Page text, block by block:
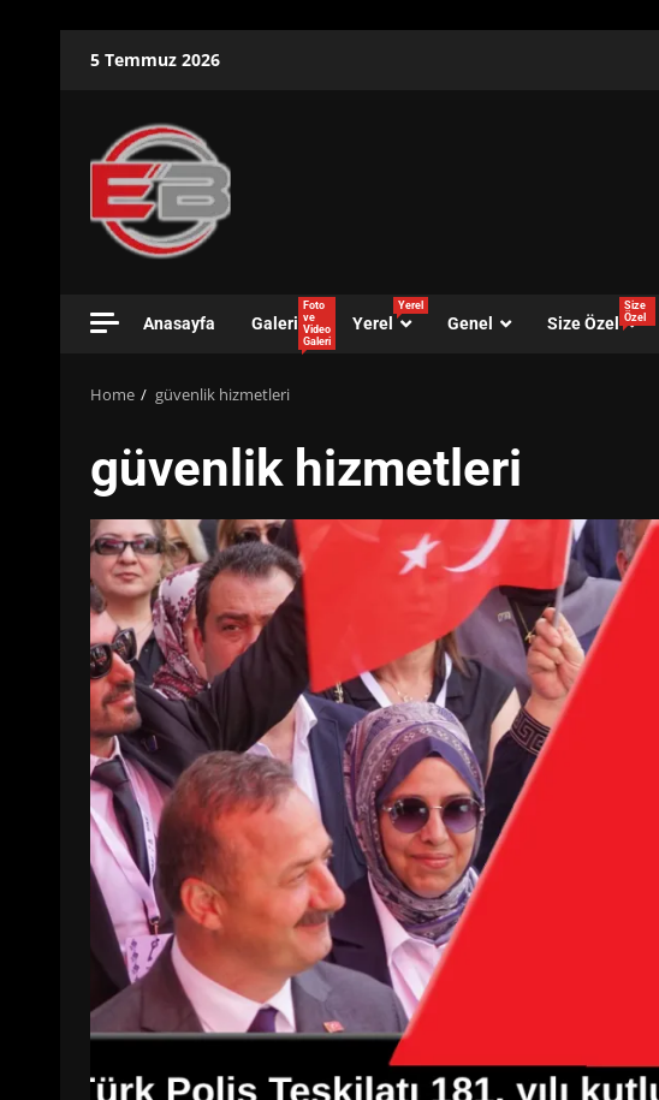
5 Temmuz 2026
Anasayfa Galeri
Foto
ve
Video
Galeri
Yerel
Yerel
Genel Size Özel
Size
Özel
Home güvenlik hizmetleri
güvenlik hizmetleri